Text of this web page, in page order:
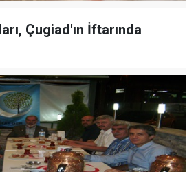
Çugiad'ın İftarında